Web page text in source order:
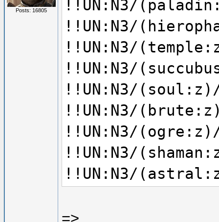
Posts: 16805
!!UN:N3/
!!UN:N3/
!!UN:N3/
!!UN:N3/
!!UN:N3/(soul:z)/
!!UN:N3/(brute:z)/
!!UN:N3/(ogre:z)/
!!UN:N3/
!!UN:N3/
=>